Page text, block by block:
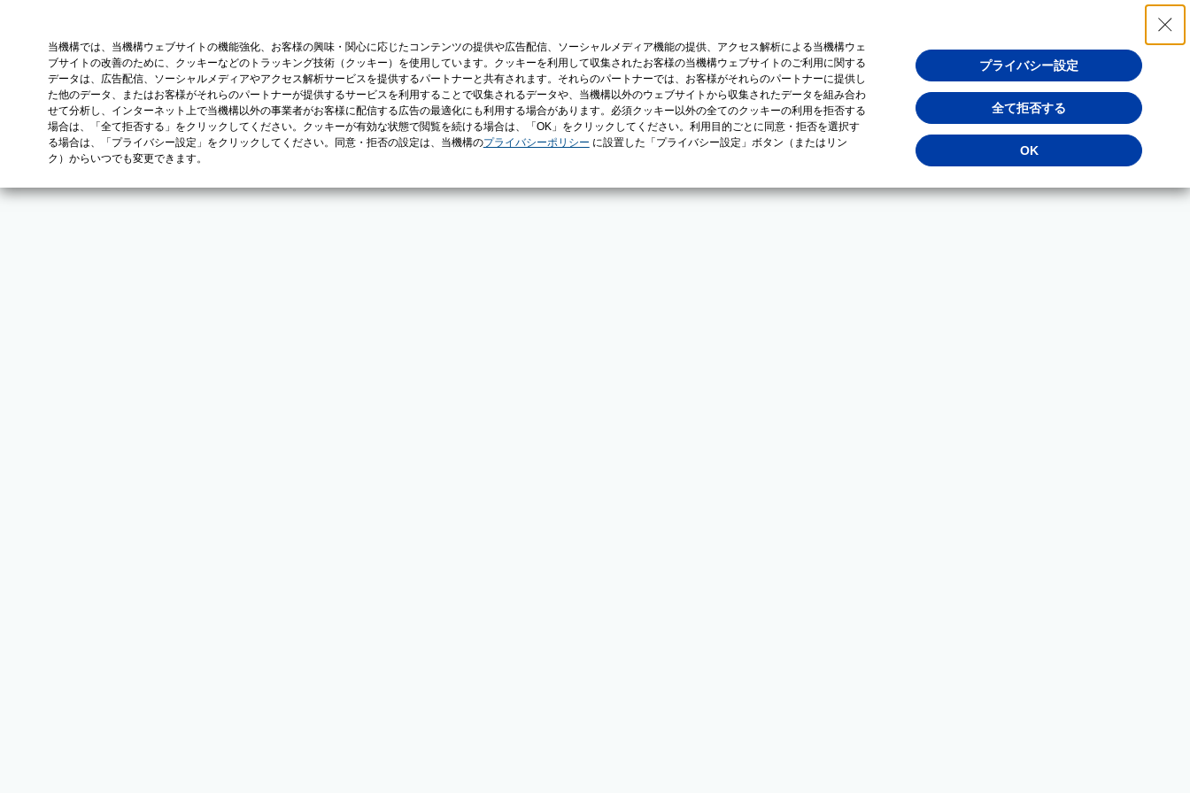
当機構では、当機構ウェブサイトの機能強化、お客様の興味・関心に応じたコンテンツの提供や広告配信、ソーシャルメディア機能の提供、アクセス解析による当機構ウェ
ブサイトの改善のために、クッキーなどのトラッキング技術（クッキー）を使用しています。クッキーを利用して収集されたお客様の当機構ウェブサイトのご利用に関する
データは、広告配信、ソーシャルメディアやアクセス解析サービスを提供するパートナーと共有されます。それらのパートナーでは、お客様がそれらのパートナーに提供し
た他のデータ、またはお客様がそれらのパートナーが提供するサービスを利用することで収集されるデータや、当機構以外のウェブサイトから収集されたデータを組み合わ
せて分析し、インターネット上で当機構以外の事業者がお客様に配信する広告の最適化にも利用する場合があります。必須クッキー以外の全てのクッキーの利用を拒否する
場合は、「全て拒否する」をクリックしてください。クッキーが有効な状態で閲覧を続ける場合は、「OK」をクリックしてください。利用目的ごとに同意・拒否を選択す
る場合は、「プライバシー設定」をクリックしてください。同意・拒否の設定は、当機構のプライバシーポリシー に設置した「プライバシー設定」ボタン（またはリン
ク）からいつでも変更できます。
プライバシー設定
全て拒否する
OK